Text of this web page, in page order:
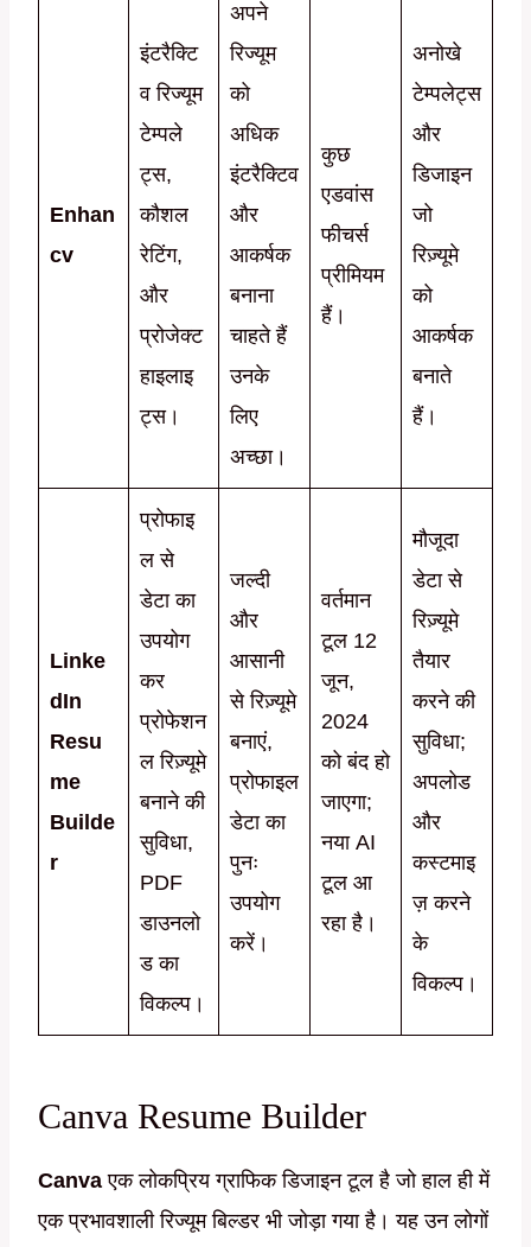
Enhan
cv
इंटरैक्टि
व रिज्यूम
टेम्पले
ट्स,
कौशल
रेटिंग,
और
प्रोजेक्ट
हाइलाइ
ट्स।
अपने
रिज्यूम
को
अधिक
इंटरैक्टिव
और
आकर्षक
बनाना
चाहते हैं
उनके
लिए
अच्छा।
कुछ
एडवांस
फीचर्स
प्रीमियम
हैं।
अनोखे
टेम्पलेट्स
और
डिजाइन
जो
रिज़्यूमे
को
आकर्षक
बनाते
हैं।
Linke
dIn
Resu
me
Builde
r
प्रोफाइ
ल से
डेटा का
उपयोग
कर
प्रोफेशन
ल रिज़्यूमे
बनाने की
सुविधा,
PDF
डाउनलो
ड का
विकल्प।
जल्दी
और
आसानी
से रिज़्यूमे
बनाएं,
प्रोफाइल
डेटा का
पुनः
उपयोग
करें।
वर्तमान
टूल 12
जून,
2024
को बंद हो
जाएगा;
नया AI
टूल आ
रहा है।
मौजूदा
डेटा से
रिज़्यूमे
तैयार
करने की
सुविधा;
अपलोड
और
कस्टमाइ
ज़ करने
के
विकल्प।
Canva Resume Builder
Canva एक लोकप्रिय ग्राफिक डिजाइन टूल है जो हाल ही में
एक प्रभावशाली रिज्यूम बिल्डर भी जोड़ा गया है। यह उन लोगों